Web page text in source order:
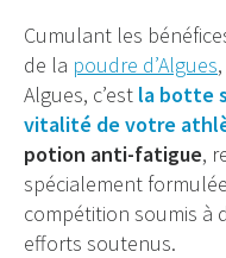
Cumulant les
de la poudre d’Algues
Algues, c’est la botte
vitalité de votre
potion anti-fatigue,
spécialement
compétition soumis à
efforts soutenus.